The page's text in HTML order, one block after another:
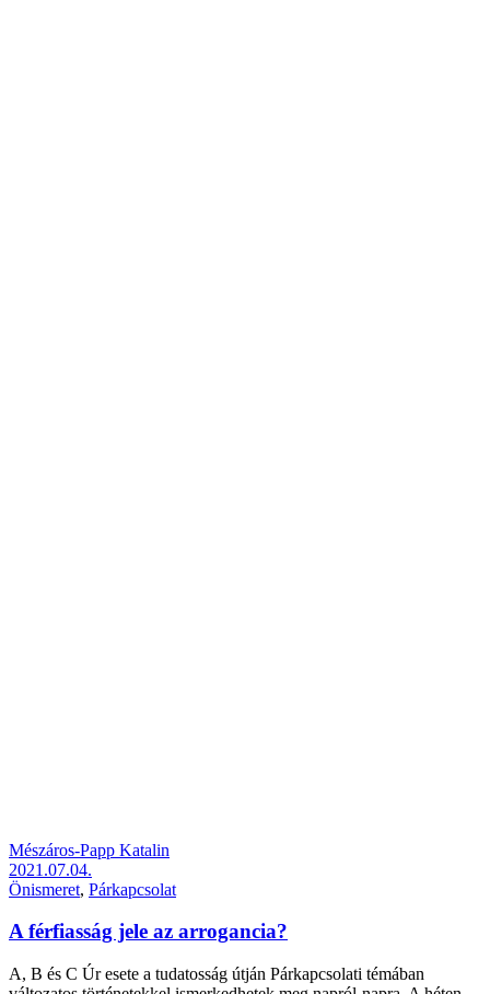
Mészáros-Papp Katalin
2021.07.04.
Önismeret, Párkapcsolat
A férfiasság jele az arrogancia?
A, B és C Úr esete a tudatosság útján Párkapcsolati témában